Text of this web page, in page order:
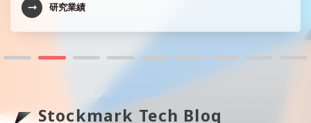
研究業績
Stockmark Tech Blog